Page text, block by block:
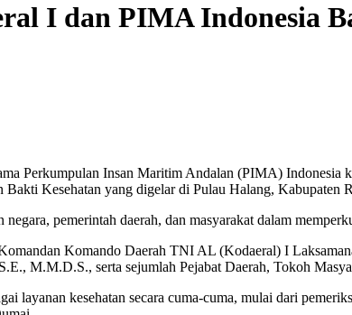
I dan PIMA Indonesia
Perkumpulan Insan Maritim Andalan (PIMA) Indonesia
Bakti Kesehatan yang digelar di Pulau Halang,
pemerintah daerah, dan masyarakat dalam
Komando Daerah TNI AL (Kodaeral) I
M.M.D.S., serta sejumlah Pejabat Daerah, Tokoh
layanan kesehatan secara cuma-cuma, mulai dari